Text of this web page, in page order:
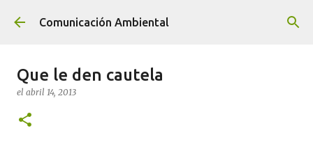
Ir al contenido principal
Comunicación Ambiental
Que le den cautela
el abril 14, 2013